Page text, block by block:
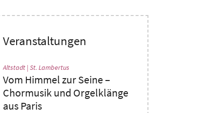
Veranstaltungen
Altstadt | St. Lambertus
Vom Himmel zur Seine –
Chormusik und Orgelklänge
aus Paris